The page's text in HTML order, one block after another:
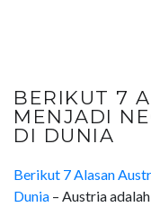
BERIKUT 7
MENJADI
DI DUNIA
Berikut 7 Alasan
Dunia – Austria